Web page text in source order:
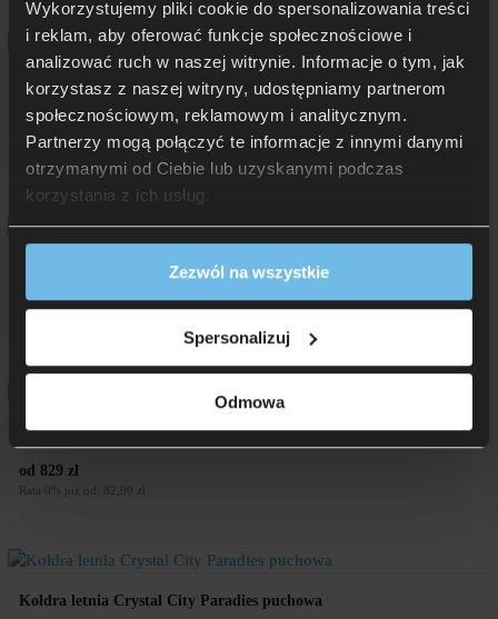
Wykorzystujemy pliki cookie do spersonalizowania treści
i reklam, aby oferować funkcje społecznościowe i
analizować ruch w naszej witrynie. Informacje o tym, jak
korzystasz z naszej witryny, udostępniamy partnerom
społecznościowym, reklamowym i analitycznym.
Partnerzy mogą połączyć te informacje z innymi danymi
otrzymanymi od Ciebie lub uzyskanymi podczas
korzystania z ich usług.
Zezwól na wszystkie
Spersonalizuj
Odmowa
Kołdra Cotton Summernight Organic Plus Paradies naturalna –
całoroczna
od 719 zł
Kołdra zimowa Crystal Warm Paradies puchowa
od 3 299 zł
Kołdra całoroczna Prosa Organic Paradies
od 829 zł
Rata 0% już od: 82,90 zł
Kołdra letnia Crystal City Paradies puchowa